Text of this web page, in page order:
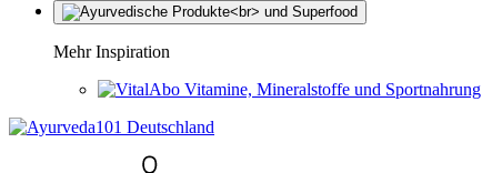
Mehr Inspiration
Vitamine, Mineralstoffe und Sportnahrung